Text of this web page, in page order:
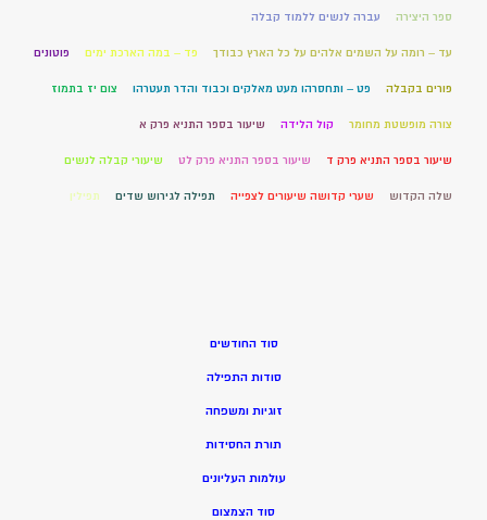
ספר היצירה עברה לנשים ללמוד קבלה
עד – רומה על השמים אלהים על כל הארץ כבודך פד – במה הארכת ימים פוטונים
פורים בקבלה פט – ותחסרהו מעט מאלקים וכבוד והדר תעטרהו צום יז בתמוז
צורה מופשטת מחומר קול הלידה שיעור בספר התניא פרק א
שיעור בספר התניא פרק ד שיעור בספר התניא פרק לט שיעורי קבלה לנשים
שלה הקדוש שערי קדושה שיעורים לצפייה תפילה לגירוש שדים תפילין
סוד החודשים
סודות התפילה
זוגיות ומשפחה
תורת החסידות
עולמות העליונים
סוד הצמצום